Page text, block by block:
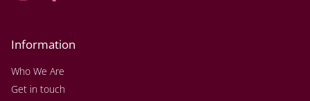
Information
Who We Are
Get in touch